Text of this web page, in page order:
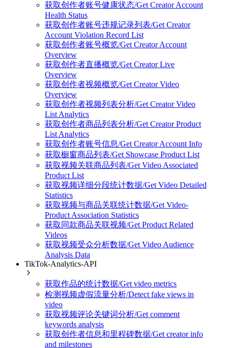
获取创作者账号健康状态/Get Creator Account
Health Status
获取创作者账号违规记录列表/Get Creator
Account Violation Record List
获取创作者账号概览/Get Creator Account
Overview
获取创作者直播概览/Get Creator Live
Overview
获取创作者视频概览/Get Creator Video
Overview
获取创作者视频列表分析/Get Creator Video
List Analytics
获取创作者商品列表分析/Get Creator Product
List Analytics
获取创作者账号信息/Get Creator Account Info
获取橱窗商品列表/Get Showcase Product List
获取视频关联商品列表/Get Video Associated
Product List
获取视频详细分段统计数据/Get Video Detailed
Statistics
获取视频与商品关联统计数据/Get Video-
Product Association Statistics
获取同款商品关联视频/Get Product Related
Videos
获取视频受众分析数据/Get Video Audience
Analysis Data
TikTok-Analytics-API
获取作品的统计数据/Get video metrics
检测视频虚假流量分析/Detect fake views in
video
获取视频评论关键词分析/Get comment
keywords analysis
获取创作者信息和里程碑数据/Get creator info
and milestones